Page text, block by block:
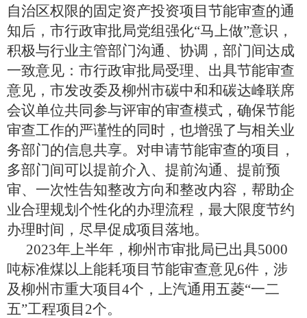
自治区权限的固定资产投资项目节能审查的通
知后，市行政审批局党组强化“马上做”意识，
积极与行业主管部门沟通、协调，部门间达成
一致意见：市行政审批局受理、出具节能审查
意见，市发改委及柳州市碳中和和碳达峰联席
会议单位共同参与评审的审查模式，确保节能
审查工作的严谨性的同时，也增强了与相关业
务部门的信息共享。对申请节能审查的项目，
多部门间可以提前介入、提前沟通、提前预
审、一次性告知整改方向和整改内容，帮助企
业合理规划个性化的办理流程，最大限度节约
办理时间，尽早促成项目落地。
2023年上半年，柳州市审批局已出具5000
吨标准煤以上能耗项目节能审查意见6件，涉
及柳州市重大项目4个，上汽通用五菱“一二
五”工程项目2个。